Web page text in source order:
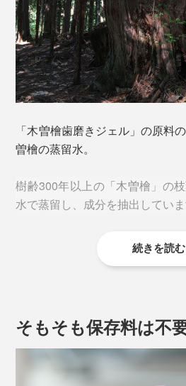
「木曽檜歯磨きジェル」の原料
曽檜の蒸留水。
樹齢300年以上の「木曽檜」の
水で蒸留し、成分を抽出していま
木曽檜は耐久性に優れた建築材
もっと他のものにも応用できる
カーの社長。ある日、檜の蒸留
りすることに気づき、実際の抗
続きを読む
そもそも保存料は不